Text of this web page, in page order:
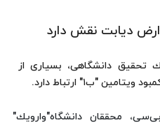
دانشگاهی، بسیاری از
"ب‪ "۱‬ارتباط دارد.
محققان دانشگاه"وارویك"